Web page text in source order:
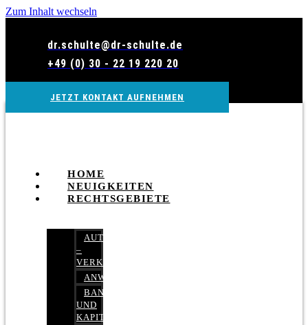
Zum Inhalt wechseln
dr.schulte@dr-schulte.de
+49 (0) 30 - 22 19 220 20
JETZT KONTAKT AUFNEHMEN
HOME
NEUIGKEITEN
RECHTSGEBIETE
AUTOBETRUG
–
VERKEHRSRECHT
ANWALTSHAFTUNGSRECHT
BANK-
UND
KAPITALMARKTRECHT